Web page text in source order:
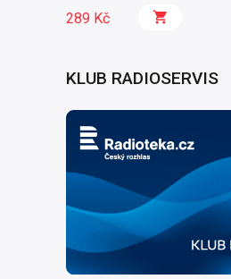
289 Kč
KLUB RADIOSERVIS